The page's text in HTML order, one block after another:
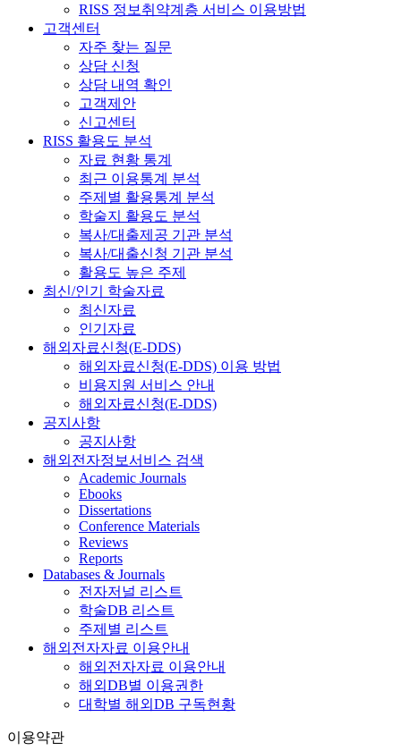
RISS 정보취약계층 서비스 이용방법
고객센터
자주 찾는 질문
상담 신청
상담 내역 확인
고객제안
신고센터
RISS 활용도 분석
자료 현황 통계
최근 이용통계 분석
주제별 활용통계 분석
학술지 활용도 분석
복사/대출제공 기관 분석
복사/대출신청 기관 분석
활용도 높은 주제
최신/인기 학술자료
최신자료
인기자료
해외자료신청(E-DDS)
해외자료신청(E-DDS) 이용 방법
비용지원 서비스 안내
해외자료신청(E-DDS)
공지사항
공지사항
해외전자정보서비스 검색
Academic Journals
Ebooks
Dissertations
Conference Materials
Reviews
Reports
Databases & Journals
전자저널 리스트
학술DB 리스트
주제별 리스트
해외전자자료 이용안내
해외전자자료 이용안내
해외DB별 이용권한
대학별 해외DB 구독현황
이용약관